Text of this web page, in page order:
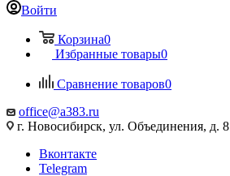
Войти
Корзина0
Избранные товары0
Сравнение товаров0
office@a383.ru
г. Новосибирск, ул. Объединения, д. 8
Вконтакте
Telegram